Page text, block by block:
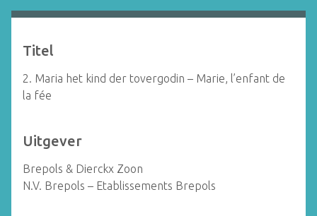
Titel
2. Maria het kind der tovergodin – Marie, l’enfant de
la fée
Uitgever
Brepols & Dierckx Zoon
N.V. Brepols – Etablissements Brepols